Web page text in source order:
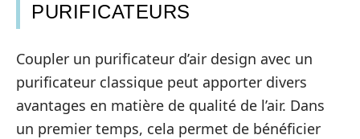
PURIFICATEURS
Coupler un purificateur d’air design avec un
purificateur classique peut apporter divers
avantages en matière de qualité de l’air. Dans
un premier temps, cela permet de bénéficier